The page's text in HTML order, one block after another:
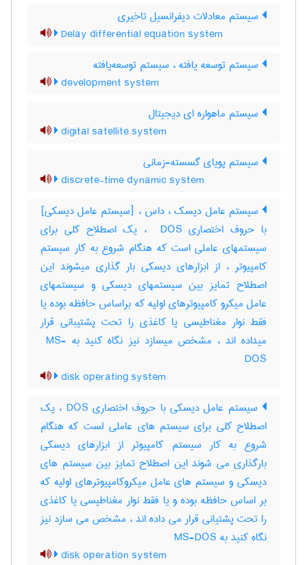
سیستم معادلات دیفرانسیل تاخیری
Delay differential equation system
سیستم توسعه یافته ، سیستم توسعه‌یافته
development system
سیستم ماهواره ای دیجیتال
digital satellite system
سیستم پویای گسسته-زمانی
discrete-time dynamic system
سیستم عامل دیسک ، داس ، [سیستم عامل دیسکی]
با حروف اختصاری ‎ DOS ، یک اصطلاح کلی برای
سیستمهای عاملی است که هنگام شروع به کار سیستم
کامپیوتر ، از ابزارهای دیسکی بار گذاری میشوند این
اصطلاح تمایز بین سیستمهای دیسکی و سیستمهای
عامل میکرو کامپیوترهای اولیه که براساس حافظه بوده یا
فقط نوار مغناطیسی یا کاغذی را تحت پشتیبانی قرار
میداده اند ، مشخص میسازد نیز نگاه کنید به ‎ MS-
DOS
disk operating system
سیستم عامل دیسکی با حروف اختصاری DOS ، یک
اصطلاح کلی برای سیستم های عاملی لست که هنگام
شروع به کار سیستم کامپیوتر از ابزارهای دیسکی
بارگذاری می شوند این اصطلاح تمایز بین سیستم های
دیسکی و سیستم های عامل میکروکامپیوترهای اولیه که
بر اساس حافظه بوده و یا فقط نوار مغناطیسی یا کاغذی
را تحت پشتیانی قرار می داده اند ، مشخص می سازد نیز
نگاه کنید به MS-DOS
disk operation system